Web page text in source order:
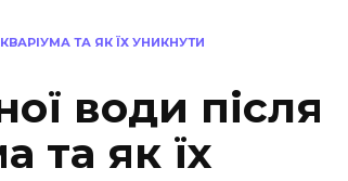
ТА ЯК ЇХ УНИКНУТИ
води після
та як їх